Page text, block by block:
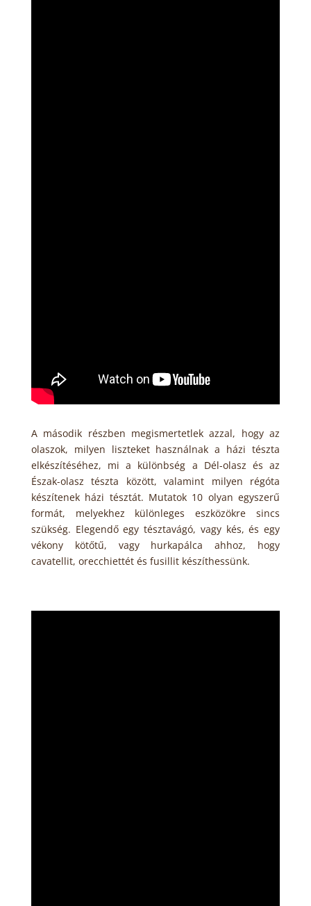
A második részben megismertetlek azzal, hogy az
olaszok, milyen liszteket használnak a házi tészta
elkészítéséhez, mi a különbség a Dél-olasz és az
Észak-olasz tészta között, valamint milyen régóta
készítenek házi tésztát. Mutatok 10 olyan egyszerű
formát, melyekhez különleges eszközökre sincs
szükség. Elegendő egy tésztavágó, vagy kés, és egy
vékony kötőtű, vagy hurkapálca ahhoz, hogy
cavatellit, orecchiettét és fusillit készíthessünk.